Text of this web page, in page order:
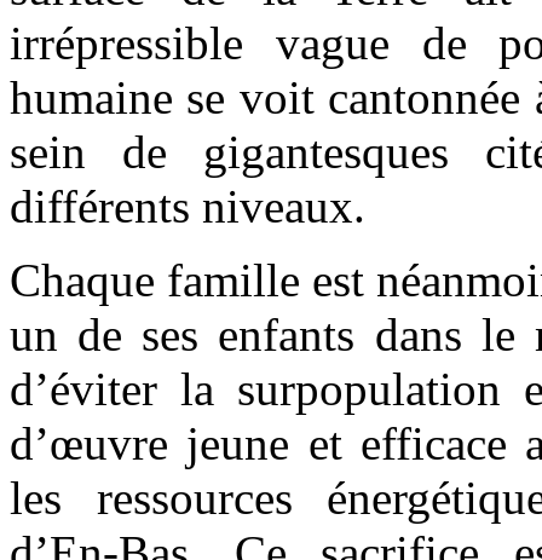
irrépressible vague de
humaine se voit
sein de gigantesques
différents niveaux.
Chaque famille est
un de ses enfants dans le
d’éviter la surpopulation
d’œuvre jeune et efficace
les ressources